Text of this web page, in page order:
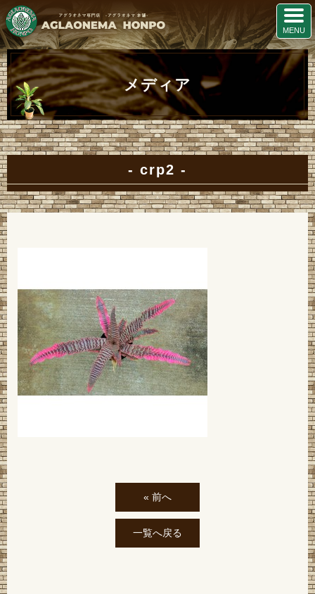
メディア
crp2
« 前へ
一覧へ戻る